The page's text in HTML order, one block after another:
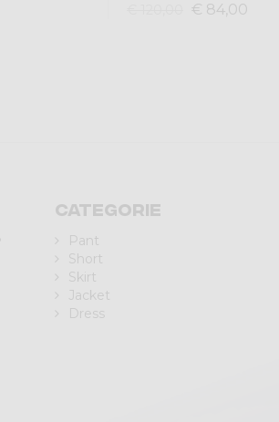
€ 84,00
Categorie
Pant
Short
Skirt
Jacket
Dress